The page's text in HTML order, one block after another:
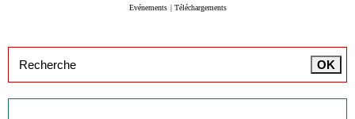
Evénements | Téléchargements